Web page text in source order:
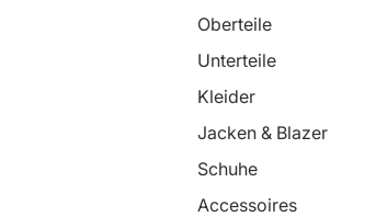
Oberteile
Unterteile
Kleider
Jacken & Blazer
Schuhe
Accessoires